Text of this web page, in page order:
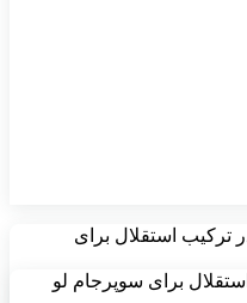
ترکیب استقلال برای